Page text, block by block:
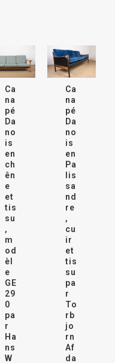
Ca
na
pé
Da
no
is
en
ch
ên
e
et
tis
su
,
m
od
èl
e
GE
29
0
pa
r
Ha
ns
W
Ca
na
pé
Da
no
is
en
Pa
lis
sa
nd
re
,
cu
ir
et
tis
su
pa
r
To
rb
jo
rn
Af
da